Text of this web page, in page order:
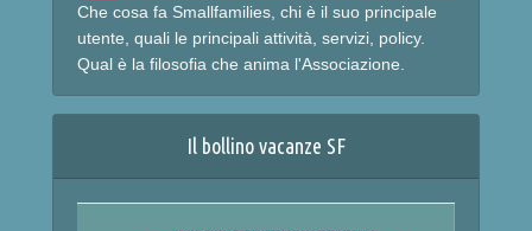
Che cosa fa Smallfamilies, chi è il suo principale
utente, quali le principali attività, servizi, policy.
Qual è la filosofia che anima l'Associazione.
Il bollino vacanze SF